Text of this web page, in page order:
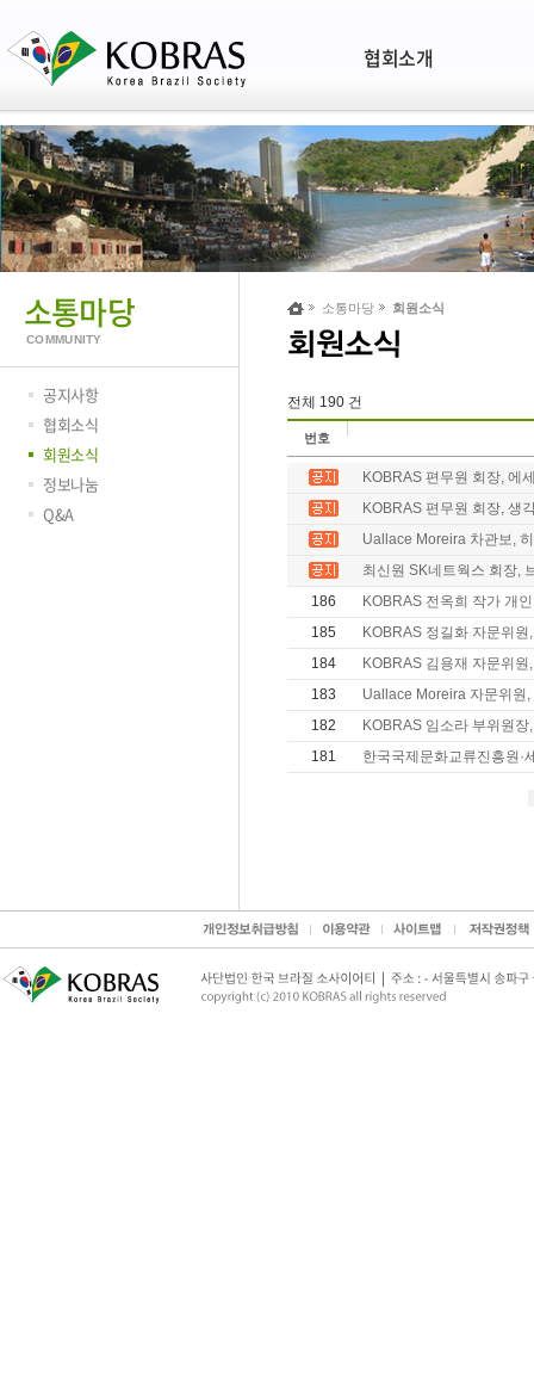
협회소개
소통마당
COMMUNITY
공지사항
협회소식
회원소식
정보나눔
Q&A
소통마당 회원소식
전체 190 건
번호
KOBRAS 편무원 회장, 에
KOBRAS 편무원 회장, 생
Uallace Moreira 차관보,
최신원 SK네트웍스 회장,
186
KOBRAS 전옥희 작가 개
185
KOBRAS 정길화 자문위
184
KOBRAS 김용재 자문위
183
Uallace Moreira 자문위원,
182
KOBRAS 임소라 부위원
181
한국국제문화교류진흥원·